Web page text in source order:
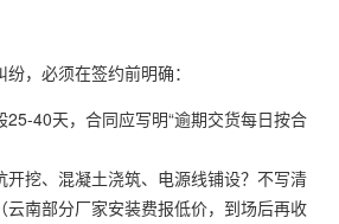
，必须在签约前明确：
25-40天，合同应写明“逾期交货每日按合
开挖、混凝土浇筑、电源线铺设？不写清
云南部分厂家安装费报低价，到场后再收